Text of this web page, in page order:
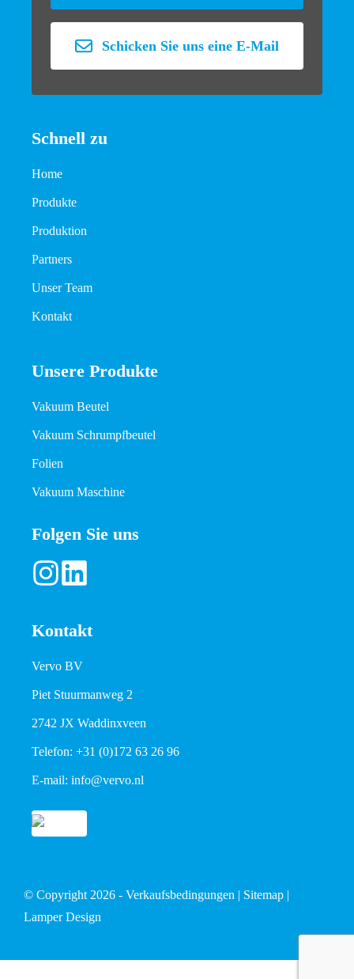
Schicken Sie uns eine E-Mail
Schnell zu
Home
Produkte
Produktion
Partners
Unser Team
Kontakt
Unsere Produkte
Vakuum Beutel
Vakuum Schrumpfbeutel
Folien
Vakuum Maschine
Folgen Sie uns
Kontakt
Vervo BV
Piet Stuurmanweg 2
2742 JX Waddinxveen
Telefon: +31 (0)172 63 26 96
E-mail: info@vervo.nl
© Copyright 2026 - Verkaufsbedingungen | Sitemap |
Lamper Design